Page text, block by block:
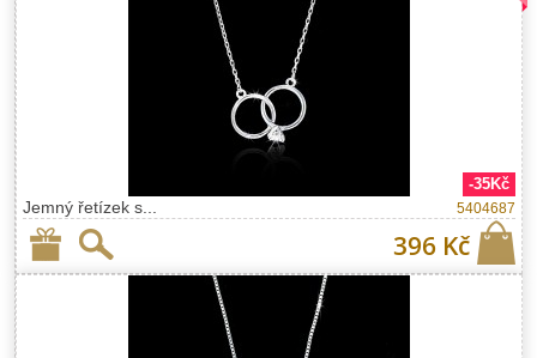
Jemný řetízek s...
-35Kč
5404687
396 Kč